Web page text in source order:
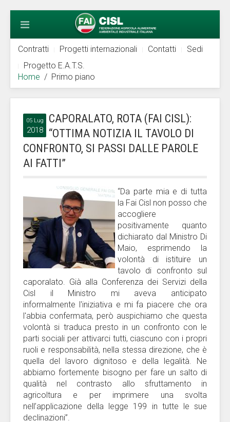
Contratti Progetti internazionali Contatti
Sedi
Progetto E.A.T.S.
Home
Primo piano
05 Lug
2018
CAPORALATO, ROTA (FAI CISL):
“OTTIMA NOTIZIA IL TAVOLO DI
CONFRONTO, SI PASSI DALLE PAROLE
AI FATTI”
“Da parte mia e di tutta
la Fai Cisl non posso che
accogliere
positivamente quanto
dichiarato dal Ministro Di
Maio, esprimendo la
volontà di istituire un
tavolo di confronto sul
caporalato. Già alla Conferenza dei Servizi della
Cisl il Ministro mi aveva anticipato
informalmente l'iniziativa e mi fa piacere che ora
l'abbia confermata, però auspichiamo che questa
volontà si traduca presto in un confronto con le
parti sociali per attivarci tutti, ciascuno con i propri
ruoli e responsabilità, nella stessa direzione, che è
quella del lavoro dignitoso e della legalità. Ne
abbiamo fortemente bisogno per fare un salto di
qualità nel contrasto allo sfruttamento in
agricoltura e per imprimere una svolta
nell’applicazione della legge 199 in tutte le sue
declinazioni”.